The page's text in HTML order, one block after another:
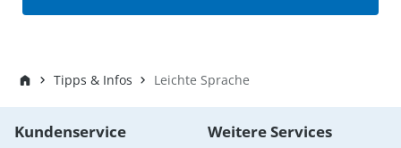
Tipps & Infos Leichte Sprache
Kundenservice Weitere Services